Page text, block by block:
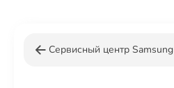
Сервисный центр Samsung